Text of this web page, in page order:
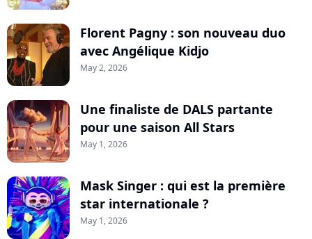
Florent Pagny : son nouveau duo
avec Angélique Kidjo
May 2, 2026
Une finaliste de DALS partante
pour une saison All Stars
May 1, 2026
Mask Singer : qui est la première
star internationale ?
May 1, 2026